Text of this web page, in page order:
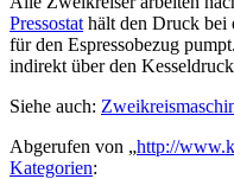
Pressostat hält den Druck bei
für den Espressobezug
indirekt über den
Siehe auch:
Abgerufen von „http://
Kategorien: